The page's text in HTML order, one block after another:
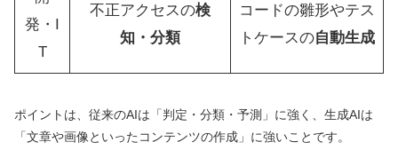
発・I
T
不正アクセスの検
知・分類
コードの雛形やテス
トケースの自動生成
ポイントは、従来のAIは「判定・分類・予測」に強く、生成AIは
「文章や画像といったコンテンツの作成」に強いことです。